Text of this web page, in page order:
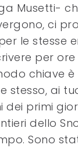
Musetti-
ci
le stesse
per
chiave
stesso, ai
dei primi
dello
Sono